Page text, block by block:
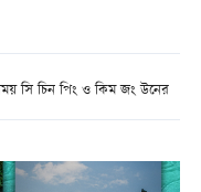
সি চিন পিং ও কিম জং উনের